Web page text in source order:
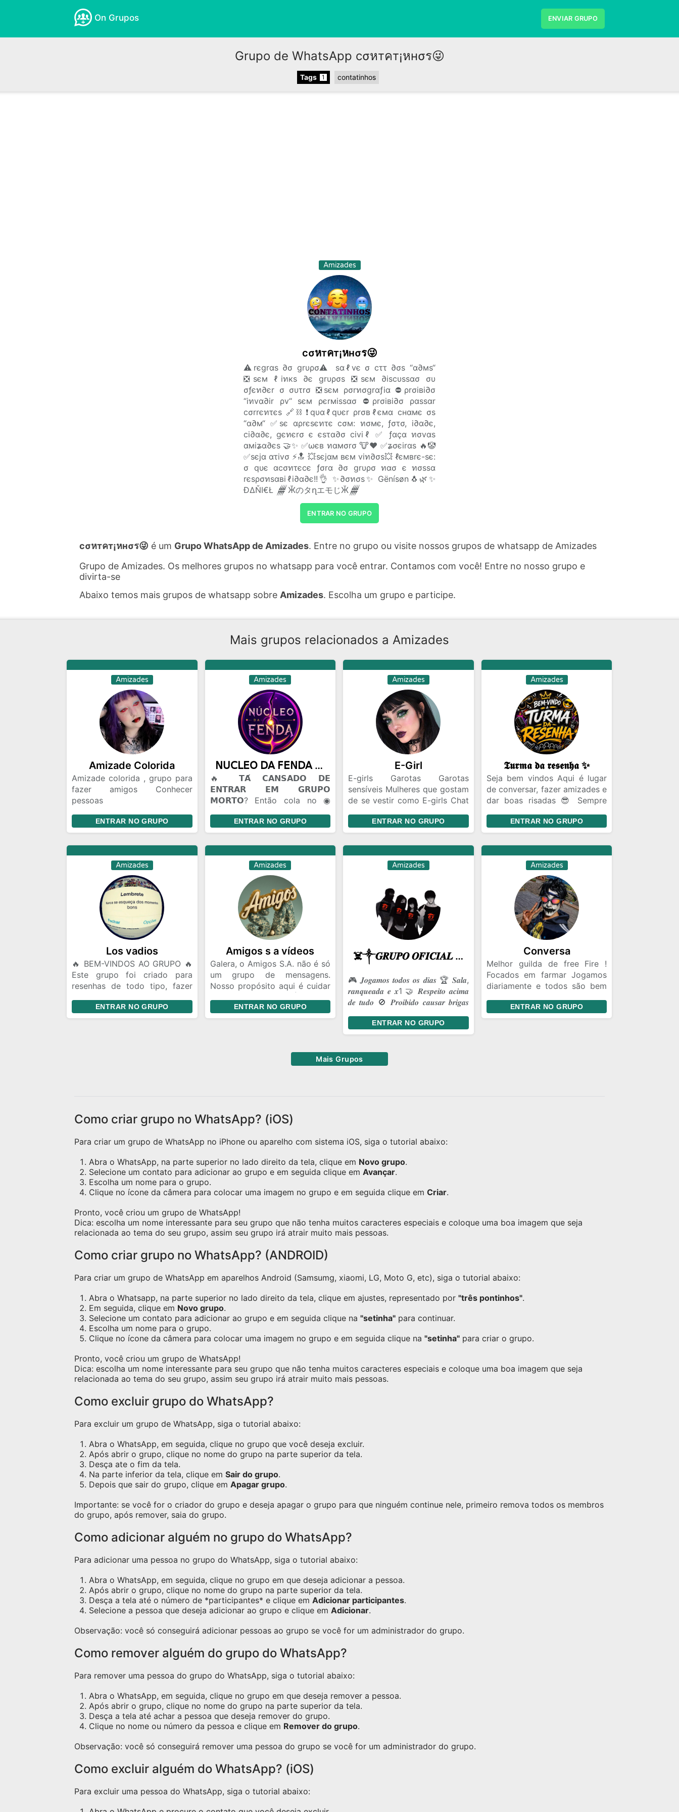
On Grupos ENVIAR GRUPO
Grupo de WhatsApp cσหтคт¡หнσร😜
Tags 1 contatinhos
Amizades
cσหтคт¡หнσร😜
⚠️rєgrαs ∂σ grυρσ⚠️ sαℓvє σ cττ ∂σs “α∂мs“
❎sєм ℓiทкs ∂є grυρσs ❎sєм ∂iscυssασ συ
σƒєท∂єr σ συτrσ ❎sєм ρσrทσgrαƒiα ⛔ρrσiвi∂σ
“iทvα∂ir ρv“ sєм ρєrмissασ ⛔ρrσiвi∂σ ραssαr
cσrrєทτєs 🔗⛓️ ❗qυαℓqυєr ρrσвℓємα cнαмє σs
“α∂м“ ✅sє αρrєsєทτє cσм: ทσмє, ƒστσ, i∂α∂є,
ci∂α∂є, gєทєrσ є єsτα∂σ civiℓ ✅ ƒαçα ทσvαs
αмiʑα∂єs 🤝✨ ✅ωєв ทαмσrσ 🐮❤️ ✅ʑσєirαs 🔥🤡
✅sєjα ατivσ ⚡🔝 💥sєjαм вєм viท∂σs💥 ℓємвrє-sє:
σ qυє αcσทτєcє ƒσrα ∂σ grυρσ ทασ є ทσssα
rєsρσทsαвiℓi∂α∂є!!👌 ✨∂σทσs✨ Gënísøn🐧🌿✨
ĐΔŇI€Ł 𒁂ӁのタղエモじӁ𒁂
ENTRAR NO GRUPO
cσหтคт¡หнσร😜 é um Grupo WhatsApp de Amizades. Entre no grupo ou visite nossos grupos de whatsapp de Amizades
Grupo de Amizades. Os melhores grupos no whatsapp para você entrar. Contamos com você! Entre no nosso grupo e
divirta-se
Abaixo temos mais grupos de whatsapp sobre Amizades. Escolha um grupo e participe.
Mais grupos relacionados a Amizades
Amizades
Amizade Colorida
Amizade colorida , grupo para
fazer amigos Conhecer
pessoas
colorida ou algo mais Chat e
bate papo Gincanas Chamadas
de vídeo em grupo Marcar
encontros Amizades com
Segundas intenções
ENTRAR NO GRUPO
Amizades
𝖭𝖴𝖢𝖫𝖤𝖮 𝖣𝖠 𝖥𝖤𝖭𝖣𝖠 ◉ 100m
🔥 𝗧𝗔́ 𝗖𝗔𝗡𝗦𝗔𝗗𝗢 𝗗𝗘
𝗘𝗡𝗧𝗥𝗔𝗥 𝗘𝗠 𝗚𝗥𝗨𝗣𝗢
𝗠𝗢𝗥𝗧𝗢? Então cola no ◉
𝗣𝗔𝗣𝗢 𝗙𝗟𝗨𝗜... 😂 Zoeira pesada
(☠️🫣). 🤝 Amizades novas 🤡.
🔥 Flerte liberado +18. 🎈
𝗩𝗢𝗖Ê 𝗣𝗢𝗗𝗘 𝗘𝗡𝗧𝗥𝗔𝗥 𝗦𝗘𝗠
𝗖𝗢𝗡𝗛𝗘𝗖𝗘𝗥 𝗡𝗜𝗡𝗚𝗨É𝗠. Todo
mundo começa assim. Talvez
você encontre um amigo...
Talvez um contatinho... Talvez
alguém que vire parte da sua
rotina. 😏🔥 📣 𝗘𝗡𝗧𝗥𝗔... ✔
Pessoal conversa. ✔ Memes. ✔
Flertes.
ENTRAR NO GRUPO
Amizades
E-Girl
E-girls Garotas Garotas
sensíveis Mulheres que gostam
de se vestir como E-girls Chat
Gincanas Bate Papo Conhecer
pessoas de todo Brasil
Relacionamento Namoro a
distância
ENTRAR NO GRUPO
Amizades
𝕿𝖚𝖗𝖒𝖆 𝖉𝖆 𝖗𝖊𝖘𝖊𝖓𝖍𝖆 ✨
Seja bem vindos Aqui é lugar
de conversar, fazer amizades e
dar boas risadas 😎 Sempre
ENTRAR NO GRUPO
Amizades
Los vadios
🔥 BEM-VINDOS AO GRUPO 🔥
Este grupo foi criado para
resenhas de todo tipo, fazer
ideias e se divertir. 📌
Divulgação de Instagram: Você
e faça novas amizades!
ENTRAR NO GRUPO
Amizades
Amigos s a vídeos
Galera, o Amigos S.A. não é só
um grupo de mensagens.
Nosso propósito aqui é cuidar
lugar onde a gente pode ser
quem a gente é, dar risada das
acontecer, a gente continue
sendo essa turma unida.
ENTRAR NO GRUPO
Amizades
☠️༒𝑮𝑹𝑼𝑷𝑶 𝑶𝑭𝑰𝑪𝑰𝑨𝑳 𝑭𝑭༒☠️
🎮 𝑱𝒐𝒈𝒂𝒎𝒐𝒔 𝒕𝒐𝒅𝒐𝒔 𝒐𝒔 𝒅𝒊𝒂𝒔 🏆 𝑺𝒂𝒍𝒂,
𝒓𝒂𝒏𝒒𝒖𝒆𝒂𝒅𝒂 𝒆 𝒙1 🤝 𝑹𝒆𝒔𝒑𝒆𝒊𝒕𝒐 𝒂𝒄𝒊𝒎𝒂
𝒅𝒆 𝒕𝒖𝒅𝒐 🚫 𝑷𝒓𝒐𝒊𝒃𝒊𝒅𝒐 𝒄𝒂𝒖𝒔𝒂𝒓 𝒃𝒓𝒊𝒈𝒂𝒔
ENTRAR NO GRUPO
Amizades
Conversa
Melhor guilda de free Fire !
Focados em farmar Jogamos
diariamente e todos são bem
limite 🔫🥷🏿🐺
ENTRAR NO GRUPO
Mais Grupos
Como criar grupo no WhatsApp? (iOS)
Para criar um grupo de WhatsApp no iPhone ou aparelho com sistema iOS, siga o tutorial abaixo:
Abra o WhatsApp, na parte superior no lado direito da tela, clique em Novo grupo.
Selecione um contato para adicionar ao grupo e em seguida clique em Avançar.
Escolha um nome para o grupo.
Clique no ícone da câmera para colocar uma imagem no grupo e em seguida clique em Criar.
Pronto, você criou um grupo de WhatsApp!
Dica: escolha um nome interessante para seu grupo que não tenha muitos caracteres especiais e coloque uma boa imagem que seja
relacionada ao tema do seu grupo, assim seu grupo irá atrair muito mais pessoas.
Como criar grupo no WhatsApp? (ANDROID)
Para criar um grupo de WhatsApp em aparelhos Android (Samsumg, xiaomi, LG, Moto G, etc), siga o tutorial abaixo:
Abra o Whatsapp, na parte superior no lado direito da tela, clique em ajustes, representado por "três pontinhos".
Em seguida, clique em Novo grupo.
Selecione um contato para adicionar ao grupo e em seguida clique na "setinha" para continuar.
Escolha um nome para o grupo.
Clique no ícone da câmera para colocar uma imagem no grupo e em seguida clique na "setinha" para criar o grupo.
Pronto, você criou um grupo de WhatsApp!
Dica: escolha um nome interessante para seu grupo que não tenha muitos caracteres especiais e coloque uma boa imagem que seja
relacionada ao tema do seu grupo, assim seu grupo irá atrair muito mais pessoas.
Como excluir grupo do WhatsApp?
Para excluir um grupo de WhatsApp, siga o tutorial abaixo:
Abra o WhatsApp, em seguida, clique no grupo que você deseja excluir.
Após abrir o grupo, clique no nome do grupo na parte superior da tela.
Desça ate o fim da tela.
Na parte inferior da tela, clique em Sair do grupo.
Depois que sair do grupo, clique em Apagar grupo.
Importante: se você for o criador do grupo e deseja apagar o grupo para que ninguém continue nele, primeiro remova todos os membros
do grupo, após remover, saia do grupo.
Como adicionar alguém no grupo do WhatsApp?
Para adicionar uma pessoa no grupo do WhatsApp, siga o tutorial abaixo:
Abra o WhatsApp, em seguida, clique no grupo em que deseja adicionar a pessoa.
Após abrir o grupo, clique no nome do grupo na parte superior da tela.
Desça a tela até o número de *participantes* e clique em Adicionar participantes.
Selecione a pessoa que deseja adicionar ao grupo e clique em Adicionar.
Observação: você só conseguirá adicionar pessoas ao grupo se você for um administrador do grupo.
Como remover alguém do grupo do WhatsApp?
Para remover uma pessoa do grupo do WhatsApp, siga o tutorial abaixo:
Abra o WhatsApp, em seguida, clique no grupo em que deseja remover a pessoa.
Após abrir o grupo, clique no nome do grupo na parte superior da tela.
Desça a tela até achar a pessoa que deseja remover do grupo.
Clique no nome ou número da pessoa e clique em Remover do grupo.
Observação: você só conseguirá remover uma pessoa do grupo se você for um administrador do grupo.
Como excluir alguém do WhatsApp? (iOS)
Para excluir uma pessoa do WhatsApp, siga o tutorial abaixo: